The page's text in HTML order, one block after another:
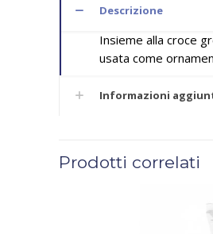
Descrizione
Insieme alla croce
usata come
Informazioni
Prodotti correlati